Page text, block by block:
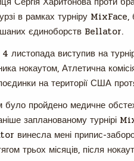
в рамках турніру
єдиноборств Bellator.
4 листопада виступив на
нокаутом, Атлетична
на території США
було пройдено медичне
запланованому турнірі
винесла мені припис-
трьох місяців, після